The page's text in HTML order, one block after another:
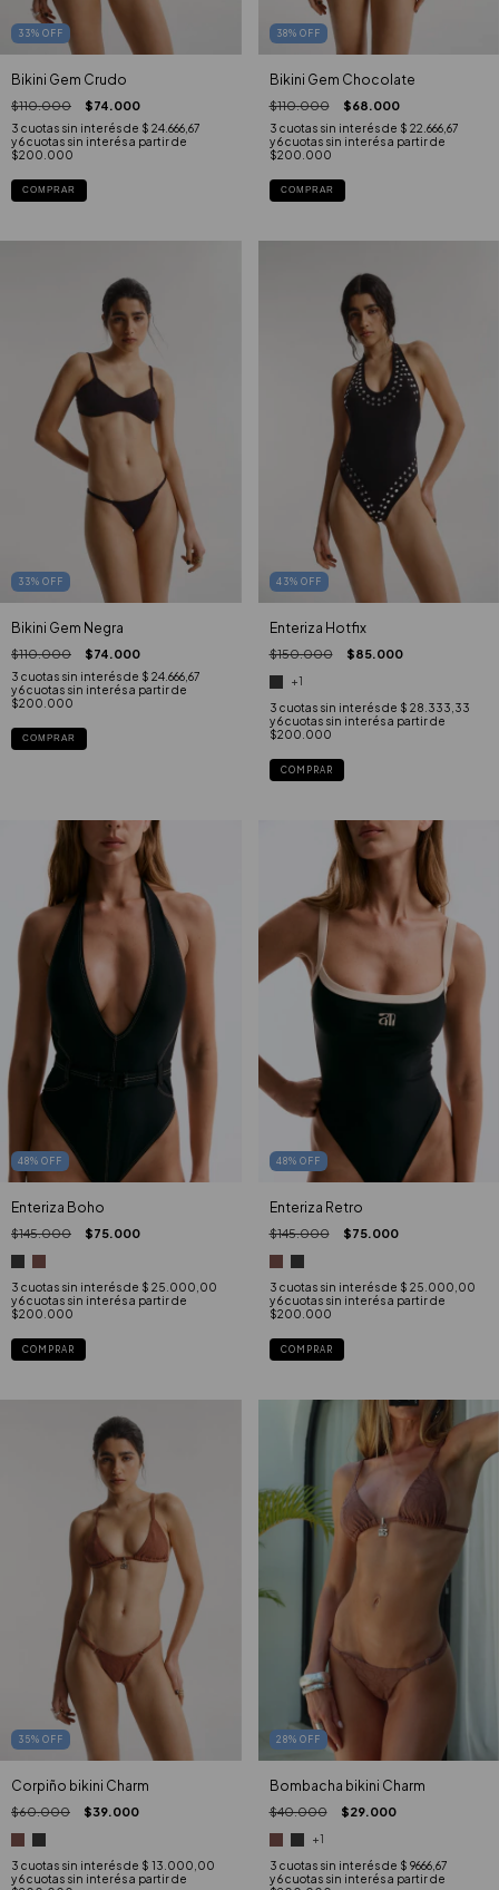
33% OFF
Bikini Gem Crudo
$110.000 $74.000
3 cuotas sin interés de $ 24.666,67
COMPRAR
38% OFF
Bikini Gem Chocolate
$110.000 $68.000
3 cuotas sin interés de $ 22.666,67
COMPRAR
33% OFF
Bikini Gem Negra
$110.000 $74.000
3 cuotas sin interés de $ 24.666,67
COMPRAR
43% OFF
Enteriza Hotfix
$150.000 $85.000
+1
3 cuotas sin interés de $ 28.333,33
COMPRAR
48% OFF
Enteriza Boho
$145.000 $75.000
3 cuotas sin interés de $ 25.000,00
COMPRAR
48% OFF
Enteriza Retro
$145.000 $75.000
3 cuotas sin interés de $ 25.000,00
COMPRAR
35% OFF
Corpiño bikini Charm
$60.000 $39.000
3 cuotas sin interés de $ 13.000,00
28% OFF
Bombacha bikini Charm
$40.000 $29.000
+1
3 cuotas sin interés de $ 9666,67